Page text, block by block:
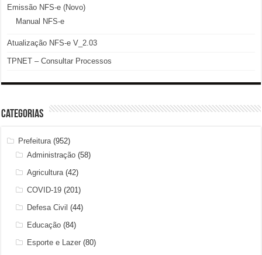
Emissão NFS-e (Novo)
Manual NFS-e
Atualização NFS-e V_2.03
TPNET – Consultar Processos
Categorias
Prefeitura(952)
Administração (58)
Agricultura(42)
COVID-19 (201)
Defesa Civil (44)
Educação (84)
Esporte e Lazer (80)